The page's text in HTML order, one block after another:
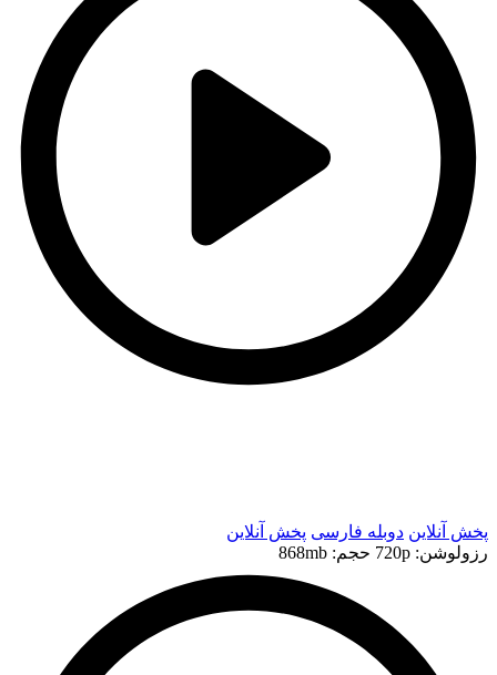
پخش آنلاین دوبله فارسی پخش آنلاین
رزولوشن: 720p
حجم: 868mb